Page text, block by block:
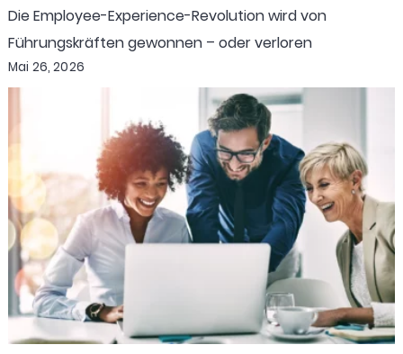
Die Employee-Experience-Revolution wird von
Führungskräften gewonnen – oder verloren
Mai 26, 2026